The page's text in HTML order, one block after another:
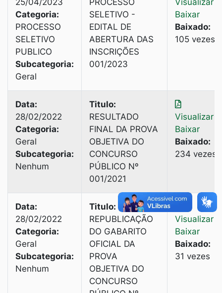
25/04/2023
Categoria:
PROCESSO
SELETIVO
PUBLICO
Subcategoria:
Geral
PROCESSO
SELETIVO -
EDITAL DE
ABERTURA DAS
INSCRIÇÕES
001/2023
Visualizar
Baixar
Baixado:
105 vezes
Data:
28/02/2022
Categoria:
Geral
Subcategoria:
Nenhum
Titulo:
RESULTADO
FINAL DA PROVA
OBJETIVA DO
CONCURSO
PÚBLICO Nº
001/2021
Visualizar
Baixar
Baixado:
234 vezes
Data:
28/02/2022
Categoria:
Geral
Subcategoria:
Nenhum
Titulo:
REPUBLICAÇÃO
DO GABARITO
OFICIAL DA
PROVA
OBJETIVA DO
CONCURSO
Visualizar
Baixar
Baixado:
31 vezes